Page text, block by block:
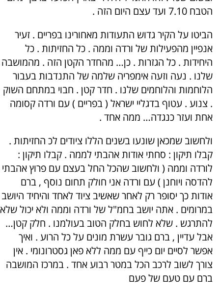
הטבח 7.10 ועד עצם היום הזה .
הביטו על הקיר גדוש התעודות מאחורינו בפריים . זעיר
אנפיין מהפעילות של ורדה וממה . כל החזיתות . כל
היחידות . כל הגזרות . כן… מהחדר הקטן הזה . מהמושבה
שלנו . נעה וזעה אימפריה שלמה של התנדבות בעבור
הלוחמות והלוחמים שלנו . חדר קטן . חבוי במתחם השוק
. צנוע . עטוף בדגליי ישראל ( בפריים ) עם ורדה קסומה
אחת ועזר כנגדה… ממה אחד .
ולחשוב שמכאן שונעו בשנים הללו ציודים לכ החזיתות .
קבלו תיקון : סחתי אודות אהבתי לממה . קבלו תיקון :
לורדה וממה ( ולחשוב שהכל החל בעצם עם פרוץ אהבתי
להדסה ויוחנן ) עם ורדה אני חולק תחום נוסף , ברם
אודות כך יסופר רק לאחר שאשיב ציוד לאחד והיחיד היושב
במרומים . אתה יושב בחמ"ל של ורדה וממה ולא יכול שלא
להתרגש . שלא לחוש בחלק הטוב בעולמנו . חלק קטן…
אבל עדיין , ברם גובר עשרת מונים על כל הרוע . ואיך
אפשר לסיים יום כייף עם ממה ללא פאן גסטרונומי . אין
צורך לשוב לרכב הכל במטר רבוע אחד . במרכז המושבה
ברם עם טעם של פעם